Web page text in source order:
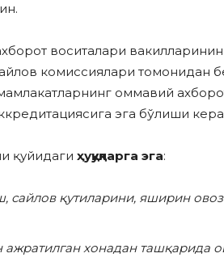
воситалари
комиссиялари томонидан
оммавий
эга бўлиши
қуйидаги ҳуқуқларга эга:
сайлов қутиларини, яширин
хонадан ташқарида